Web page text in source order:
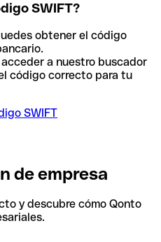
SWIFT?
obtener el código
a nuestro buscador
código correcto para tu
SWIFT
de empresa
y descubre cómo Qonto